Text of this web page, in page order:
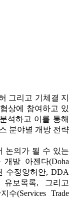
그리고 기체결 지
상에 참여하고 있
석하고 이를 통해
분야별 개방 전략
논의가 될 수 있는
발 아젠다(Doha
수정양허안, DDA
보목록, 그리고
수(Services Trade